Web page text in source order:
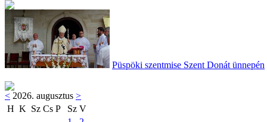
Püspöki szentmise Szent Donát ünnepén
< 2026. augusztus >
H K Sz Cs P Sz V